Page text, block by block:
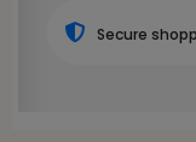
Secure